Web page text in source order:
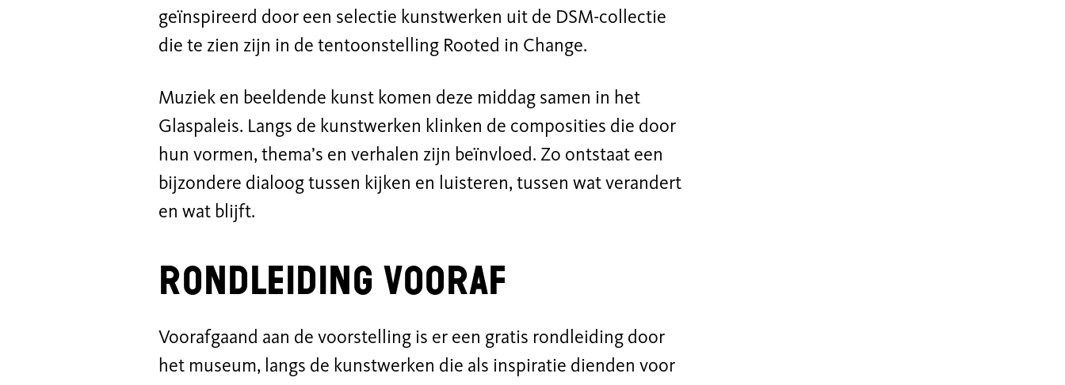
geïnspireerd door een selectie kunstwerken uit de DSM-collectie
die te zien zijn in de tentoonstelling Rooted in Change.
Muziek en beeldende kunst komen deze middag samen in het
Glaspaleis. Langs de kunstwerken klinken de composities die door
hun vormen, thema’s en verhalen zijn beïnvloed. Zo ontstaat een
bijzondere dialoog tussen kijken en luisteren, tussen wat verandert
en wat blijft.
Rondleiding vooraf
Voorafgaand aan de voorstelling is er een gratis rondleiding door
het museum, langs de kunstwerken die als inspiratie dienden voor